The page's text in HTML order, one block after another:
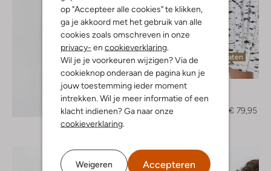
op "Accepteer alle cookies" te klikken,
ga je akkoord met het gebruik van alle
cookies zoals omschreven in onze
privacy- en cookieverklaring.
Wil je je voorkeuren wijzigen? Via de
cookieknop onderaan de pagina kun je
jouw toestemming ieder moment
intrekken. Wil je meer informatie of een
klacht indienen? Ga naar onze
cookieverklaring.
Weigeren Accepteren
Ontdek de look
Laatste maten
-60%
Mini jurk
€ 79,95